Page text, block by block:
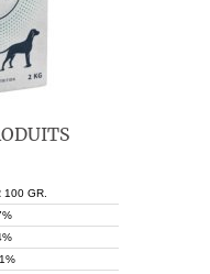
100 GR.